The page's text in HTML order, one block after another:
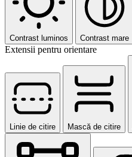
Contrast luminos Contrast mare
Extensii pentru orientare
Linie de citire Mască de citire